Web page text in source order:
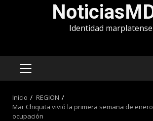
Identidad marplatense
MENÚ
Inicio
REGION
Mar Chiquita vivió la primera semana de
ocupación